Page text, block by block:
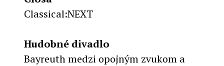
Classical:NEXT
Hudobné divadlo
Bayreuth medzi opojným zvukom a